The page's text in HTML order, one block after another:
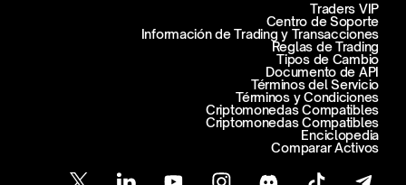
Centro de Soporte
Información de Trading y Transacciones
Traders VIP
Reglas de Trading
Tipos de Cambio
Documento de API
Términos del Servicio
Términos y Condiciones
Criptomonedas Compatibles
Criptomonedas Compatibles
Enciclopedia
Comparar Activos